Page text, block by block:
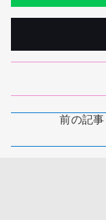
前の記事